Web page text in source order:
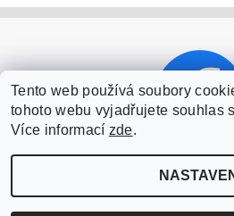
2026 ©Šťáhlavický pivovar u Šenkýřů
Tento web používá soubory
tohoto webu vyjadřujete souhlas
Více informací zde.